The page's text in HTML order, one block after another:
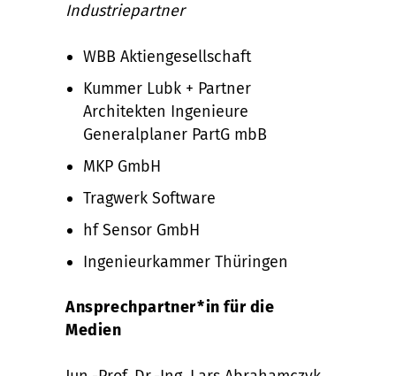
Industriepartner
WBB Aktiengesellschaft
Kummer Lubk + Partner
Architekten Ingenieure
Generalplaner PartG mbB
MKP GmbH
Tragwerk Software
hf Sensor GmbH
Ingenieurkammer Thüringen
Ansprechpartner*in für die
Medien